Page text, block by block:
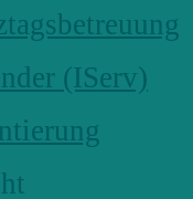
(IServ)